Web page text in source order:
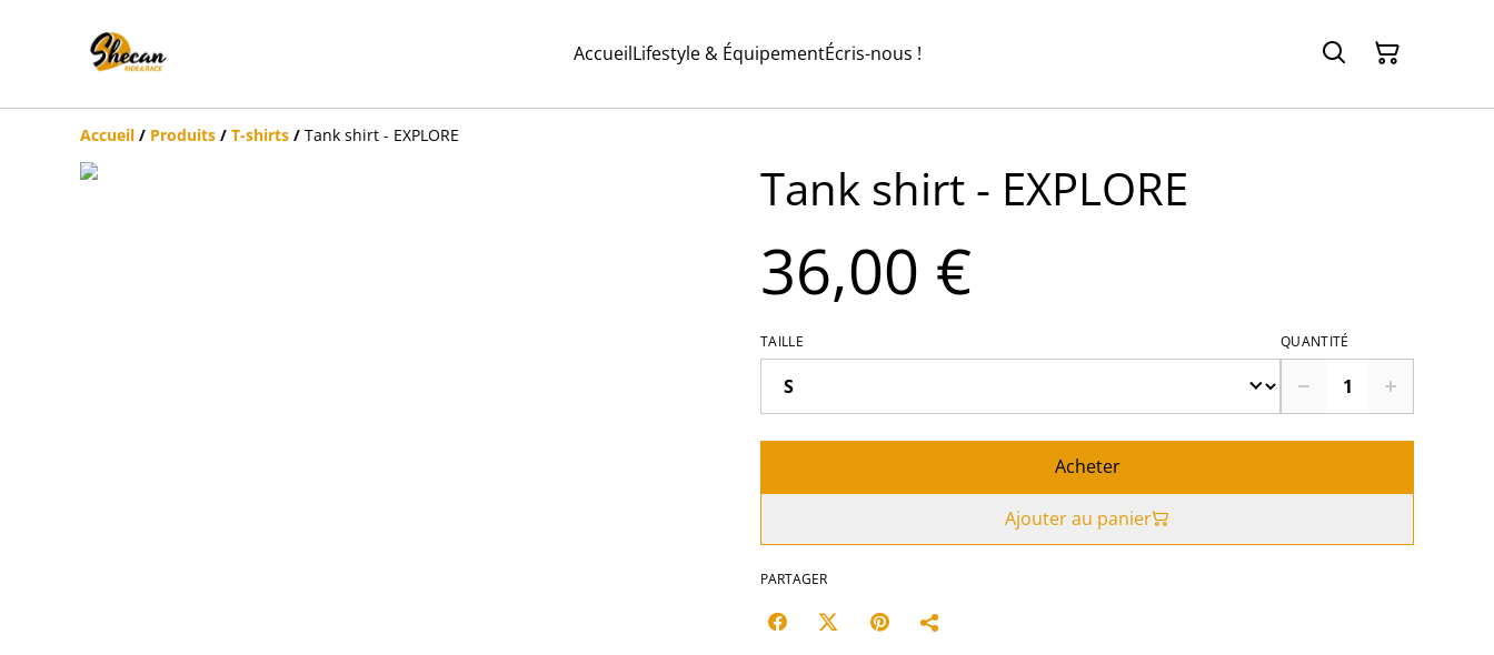
AccueilLifestyle & ÉquipementÉcris-nous !
Accueil / Produits / T-shirts / Tank shirt - EXPLORE
Tank shirt - EXPLORE
36,00 €
TAILLE QUANTITÉ
Acheter
Ajouter au panier
PARTAGER